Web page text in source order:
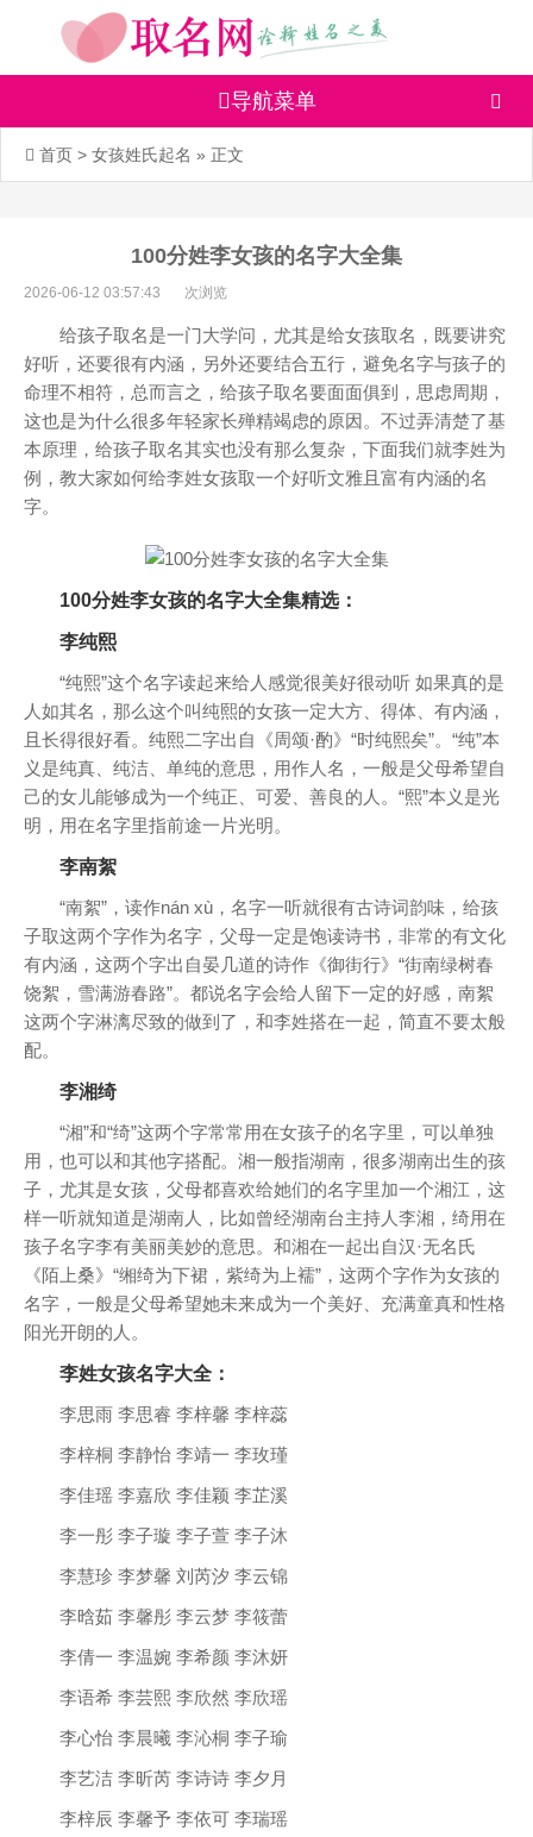
导航菜单
首页 > 女孩姓氏起名 » 正文
100分姓李女孩的名字大全集
2026-06-12 03:57:43 次浏览
给孩子取名是一门大学问，尤其是给女孩取名，既要讲究
好听，还要很有内涵，另外还要结合五行，避免名字与孩子的
命理不相符，总而言之，给孩子取名要面面俱到，思虑周期，
这也是为什么很多年轻家长殚精竭虑的原因。不过弄清楚了基
本原理，给孩子取名其实也没有那么复杂，下面我们就李姓为
例，教大家如何给李姓女孩取一个好听文雅且富有内涵的名
字。
100分姓李女孩的名字大全集精选：
李纯熙
“纯熙”这个名字读起来给人感觉很美好很动听 如果真的是
人如其名，那么这个叫纯熙的女孩一定大方、得体、有内涵，
且长得很好看。纯熙二字出自《周颂·酌》“时纯熙矣”。“纯”本
义是纯真、纯洁、单纯的意思，用作人名，一般是父母希望自
己的女儿能够成为一个纯正、可爱、善良的人。“熙”本义是光
明，用在名字里指前途一片光明。
李南絮
“南絮”，读作nán xù，名字一听就很有古诗词韵味，给孩
子取这两个字作为名字，父母一定是饱读诗书，非常的有文化
有内涵，这两个字出自晏几道的诗作《御街行》“街南绿树春
饶絮，雪满游春路”。都说名字会给人留下一定的好感，南絮
这两个字淋漓尽致的做到了，和李姓搭在一起，简直不要太般
配。
李湘绮
“湘”和“绮”这两个字常常用在女孩子的名字里，可以单独
用，也可以和其他字搭配。湘一般指湖南，很多湖南出生的孩
子，尤其是女孩，父母都喜欢给她们的名字里加一个湘江，这
样一听就知道是湖南人，比如曾经湖南台主持人李湘，绮用在
孩子名字李有美丽美妙的意思。和湘在一起出自汉·无名氏
《陌上桑》“缃绮为下裙，紫绮为上襦”，这两个字作为女孩的
名字，一般是父母希望她未来成为一个美好、充满童真和性格
阳光开朗的人。
李姓女孩名字大全：
李思雨 李思睿 李梓馨 李梓蕊
李梓桐 李静怡 李靖一 李玫瑾
李佳瑶 李嘉欣 李佳颖 李芷溪
李一彤 李子璇 李子萱 李子沐
李慧珍 李梦馨 刘芮汐 李云锦
李晗茹 李馨彤 李云梦 李筱蕾
李倩一 李温婉 李希颜 李沐妍
李语希 李芸熙 李欣然 李欣瑶
李心怡 李晨曦 李沁桐 李子瑜
李艺洁 李昕芮 李诗诗 李夕月
李梓辰 李馨予 李依可 李瑞瑶